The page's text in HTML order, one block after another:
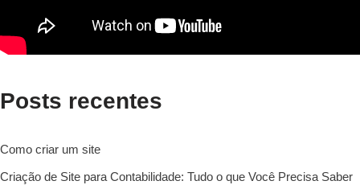
Posts recentes
Como criar um site
Criação de Site para Contabilidade: Tudo o que Você Precisa Saber